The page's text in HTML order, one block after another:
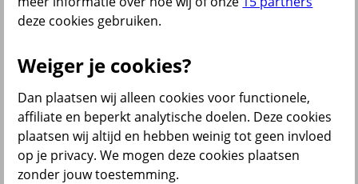
Menu
Producten
Situaties Klantenservice
deze cookies gebruiken.
Weiger je cookies?
Dan plaatsen wij alleen cookies voor functionele,
affiliate en beperkt analytische doelen. Deze cookies
plaatsen wij altijd en hebben weinig tot geen invloed
op je privacy. We mogen deze cookies plaatsen
zonder jouw toestemming.